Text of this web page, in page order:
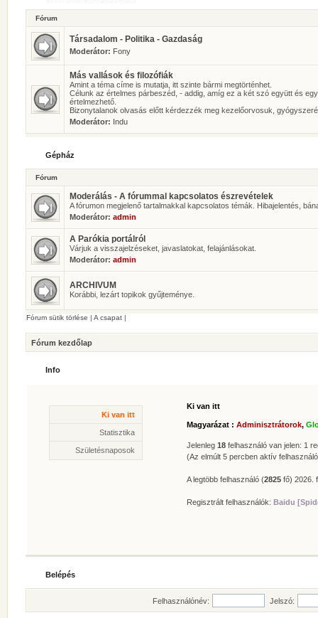
Fórum
Társadalom - Politika - Gazdaság
Moderátor: Fony
Más vallások és filozófiák
Amint a téma címe is mutatja, itt szinte bármi megtörténhet.
Célunk az értelmes párbeszéd, - addig, amíg ez a két szó együtt és
értelmezhető.
Bizonytalanok olvasás előtt kérdezzék meg kezelőorvosuk,
Moderátor: Indu
Gépház
Fórum
Moderálás - A fórummal kapcsolatos észrevételek
A fórumon megjelenő tartalmakkal kapcsolatos témák. Hibajelentés,
Moderátor: admin
A Parókia portálról
Várjuk a visszajelzéseket, javaslatokat, felajánlásokat.
Moderátor: admin
ARCHIVUM
Korábbi, lezárt topikok gyűjteménye.
Fórum sütik törlése | A csapat |
Fórum kezdőlap
Info
Ki van itt
Ki van itt
Magyarázat : Adminisztrátorok,
Jelenleg 18 felhasználó van jelen: 1
(Az elmúlt 5 percben aktív
A legtöbb felhasználó (2825 fő) 2026.
Regisztrált felhasználók: Baidu
Statisztika
Statisztika
* Hozzászólások száma:
62622
* Témák száma:
* Felhasználók száma: 606
* Legújabb regisztrált tagunk:Zolee
Születésnaposok
Belépés
Felhasználónév: Jelszó: